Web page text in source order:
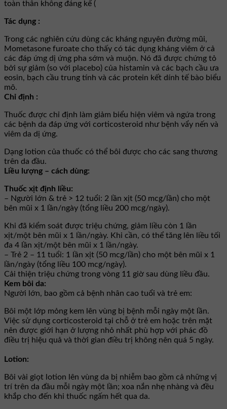
toàn thân không đáng kể (
Tác dụng :
Trong các nghiên cứu dùng các kháng nguyên đường mũi,
Mometasone furoate cho thấy có tác dụng kháng viêm ở cả
các đáp ứng dị ứng pha sớm và muộn. Nó đã được chứng tỏ
bởi sự giảm (so với placebo) của histamin và các bạch cầu ưa
eosin, bạch cầu trung tính và các protein kết dính tế bào biểu
mô.
Chỉ định :
Thuốc được chỉ định làm giảm biểu hiện viêm và ngứa trong
các bệnh da đáp ứng với corticosteroid như bệnh vẩy nến và
viêm da dị ứng.
Dạng lotion của thuốc có thể bôi được cho các sang thương
trên da đầu.
Liều lượng – cách dùng:
Thuốc xịt định liều:
– Người lớn & trẻ > 12 tuổi: 2 lần xịt (50 mcg/lần) cho một
bên mũi x 1 lần/ngày (tổng liều 200 mcg/ngày).
Khi đã kiểm soát được triệu chứng, giảm liều còn 1 lần
xịt/một bên mũi x 1 lần/ngày. Khi cần, có thể tăng lên liều tối
đa 4 lần xịt/một bên mũi x 1 lần/ngày.
– Trẻ 2 – 11 tuổi: 1 lần xịt (50 mcg/lần) cho một bên mũi x 1
lần/ngày (tổng liều 100 mcg/ngày).
Cải thiện triệu chứng trong vòng 11 giờ sau dùng liều đầu.
Kem bôi da:
Người lớn, bao gồm cả bệnh nhân cao tuổi và trẻ em:
Bôi một lớp mỏng kem lên vùng bị bệnh mỗi ngày một lần.
Việc sử dụng corticosteroid tại chỗ ở trẻ em hoặc trên mặt
nên được giới hạn ở lượng nhỏ nhất phù hợp với phác đồ
điều trị hiệu quả và thời gian điều trị không nên quá 5 ngày.
Lotion:
Bôi vài giọt lotion lên vùng da bị nhiễm bao gồm cả những vị
trí trên da đầu mỗi ngày một lần; xoa nắn nhẹ nhàng và đều
khắp cho đến khi thuốc ngấm hết qua da.